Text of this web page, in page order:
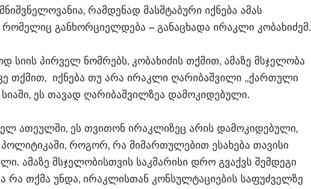
რამდენად მასშტაბური იქნება ამას
რომელიც განხორციელდება – განაცხადა ირაკლი კობახიძემ.
სიის პირველ ნომრებს, კობახიძის თქმით, ამაზე მსჯელობა
თქმით, იქნება თუ არა ირაკლი ღარიბაშვილი „ქართული
სიაში, ეს თავად ღარიბაშვილზეა დამოკიდებული.
ათეულში, ეს თვითონ ირაკლიზეც არის დამოკიდებული,
როგორ, რა მიმართულებით ესახება თავისი
ამაზე მსჯელობისთვის საკმარისი დრო გვაქვს შემდეგი
რა თქმა უნდა, ირაკლისთან კონსულტაციების საფუძველზე